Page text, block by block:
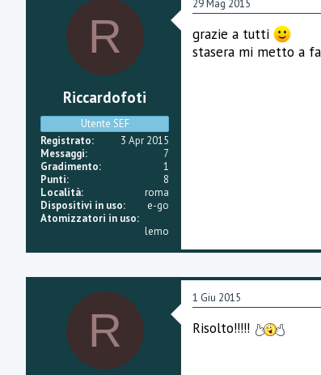
m
e
n
t
R
Riccardofoti
Utente SEF
Registrato
3 Apr 2015
Messaggi
7
Gradimento
1
Punti
8
Località
roma
Dispositivi in uso
e-go
Atomizzatori in uso
lemo
29 Mag 2015
grazie a tutti
stasera mi metto a
R
1 Giu 2015
Risolto!!!!!